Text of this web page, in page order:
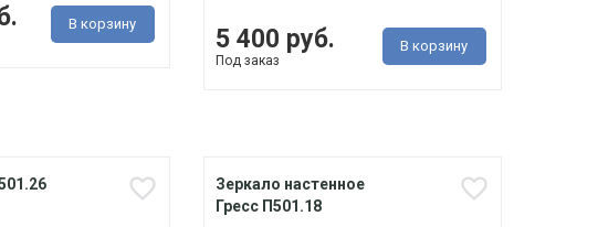
В корзину
5 400 руб.
Под заказ
В корзину
Зеркало настенное
Гресс П501.18